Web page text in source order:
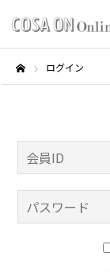
ログイン